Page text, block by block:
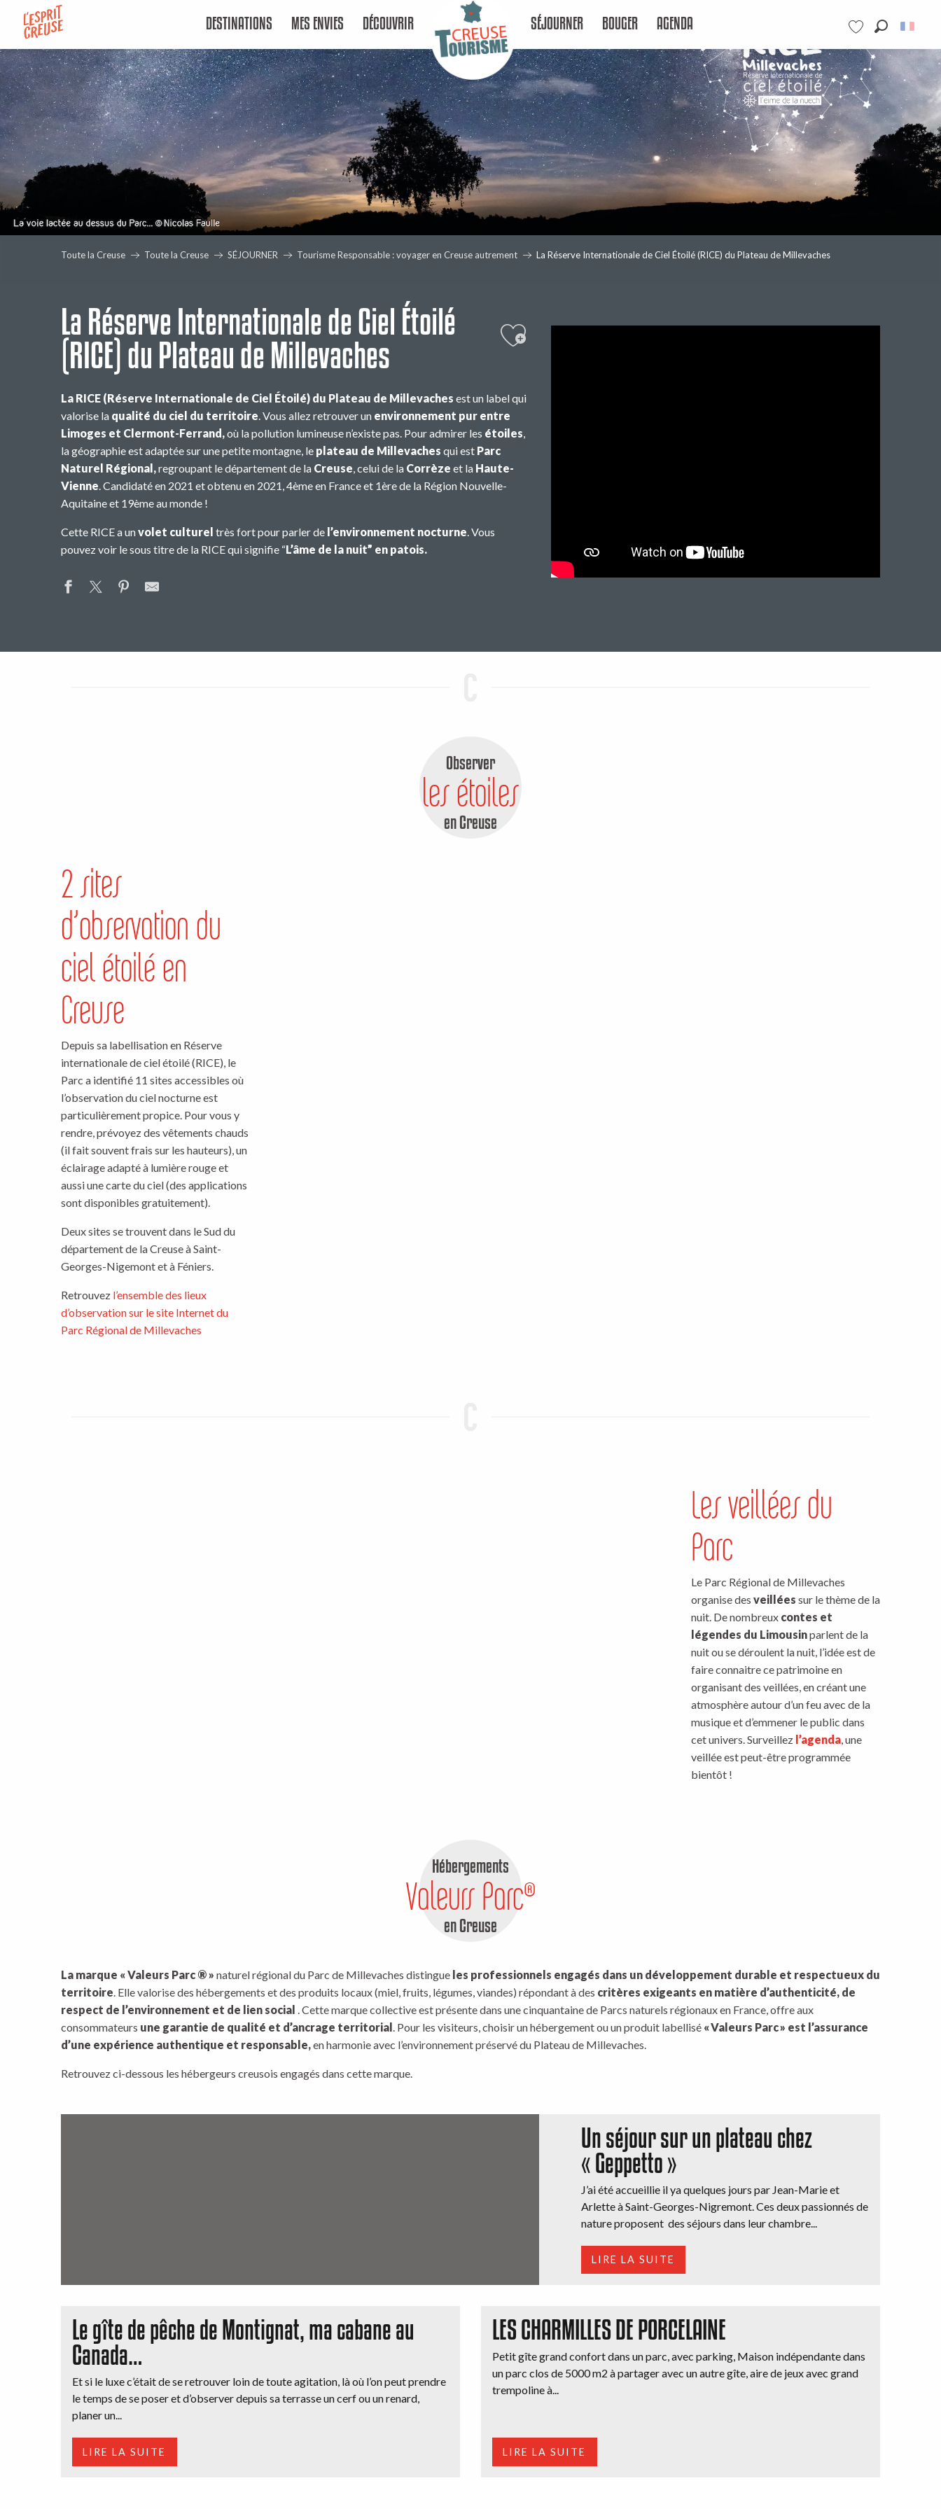
contenu
principal
Voir les favoris
DESTINATIONS MES ENVIES DÉCOUVRIR SÉJOURNER BOUGER AGENDA
Toute la Creuse Toute la Creuse SÉJOURNER Tourisme Responsable : voyager en Creuse autrement La Réserve Internationale de Ciel Étoilé (RICE) du Plateau de Millevaches
La Réserve Internationale de Ciel Étoilé
(RICE) du Plateau de Millevaches
Ajouter aux favoris
La RICE (Réserve Internationale de Ciel Étoilé) du Plateau de Millevaches est un label qui
valorise la qualité du ciel du territoire. Vous allez retrouver un environnement pur entre
Limoges et Clermont-Ferrand,où la pollution lumineuse n’existe pas. Pour admirer les étoiles,
la géographie est adaptée sur une petite montagne, le plateau de Millevaches qui est Parc
Naturel Régional,regroupant le département de la Creuse, celui de la Corrèze et la Haute-
Vienne. Candidaté en 2021 et obtenu en 2021, 4ème en France et 1ère de la Région Nouvelle-
Aquitaine et 19ème au monde !
Cette RICE a unvolet culturel très fort pour parler de l’environnement nocturne. Vous
pouvez voir le sous titre de la RICE qui signifie “L’âme de la nuit” en patois.
Observer
les étoiles
en Creuse
2 sites
d’observation du
ciel étoilé en
Creuse
Depuis sa labellisation en Réserve
internationale de ciel étoilé (RICE), le
Parc a identifié 11 sites accessibles où
l’observation du ciel nocturne est
particulièrement propice. Pour vous y
rendre, prévoyez des vêtements chauds
(il fait souvent frais sur les hauteurs), un
éclairage adapté à lumière rouge et
aussi une carte du ciel (des applications
sont disponibles gratuitement).
Deux sites se trouvent dans le Sud du
département de la Creuse à Saint-
Georges-Nigemont et à Féniers.
Retrouvez l’ensemble des lieux
d’observation sur le site Internet du
Parc Régional de Millevaches
Les veillées du
Parc
Le Parc Régional de Millevaches
organise des veillées sur le thème de la
nuit. De nombreux contes et
légendes du Limousinparlent de la
nuit ou se déroulent la nuit, l’idée est de
faire connaitre ce patrimoine en
organisant des veillées, en créant une
atmosphère autour d’un feu avec de la
musique et d’emmener le public dans
cet univers. Surveillez l’agenda, une
veillée est peut-être programmée
bientôt !
Hébergements
Valeurs Parc®
en Creuse
La marque « Valeurs Parc ® » naturel régional du Parc de Millevaches distingue les professionnels engagés dans un développement durable et respectueux du
territoire. Elle valorise des hébergements et des produits locaux (miel, fruits, légumes, viandes) répondant à des critères exigeants en matière d’authenticité, de
respect de l’environnement et de lien social . Cette marque collective est présente dans une cinquantaine de Parcs naturels régionaux en France, offre aux
consommateurs une garantie de qualité et d’ancrage territorial. Pour les visiteurs, choisir un hébergement ou un produit labellisé « Valeurs Parc » est l’assurance
d’une expérience authentique et responsable,en harmonie avec l’environnement préservé du Plateau de Millevaches.
Retrouvez ci-dessous les hébergeurs creusois engagés dans cette marque.
Un séjour sur un plateau chez
« Geppetto »
J’ai été accueillie il ya quelques jours par Jean-Marie et
Arlette à Saint-Georges-Nigremont. Ces deux passionnés de
nature proposent des séjours dans leur chambre...
LIRE LA SUITE
Le gîte de pêche de Montignat, ma cabane au
Canada…
Et si le luxe c’était de se retrouver loin de toute agitation, là où l’on peut prendre
le temps de se poser et d’observer depuis sa terrasse un cerf ou un renard,
planer un...
LIRE LA SUITE
LES CHARMILLES DE PORCELAINE
Petit gîte grand confort dans un parc, avec parking, Maison indépendante dans
un parc clos de 5000 m2 à partager avec un autre gîte, aire de jeux avec grand
trempoline à...
LIRE LA SUITE